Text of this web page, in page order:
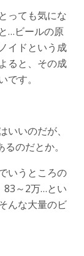
っても気にな
…ビールの原
イドという成
ると、その成
す。
いのだが、
のだとか。
いうところの
83～2万…とい
んな大量のビ